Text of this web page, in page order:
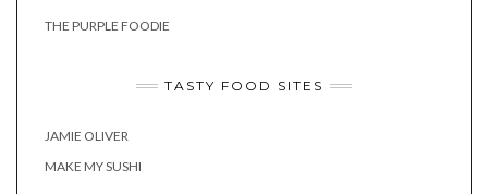
THE PURPLE FOODIE
TASTY FOOD SITES
JAMIE OLIVER
MAKE MY SUSHI